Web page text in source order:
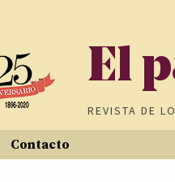
El
REVISTA DE
Contacto